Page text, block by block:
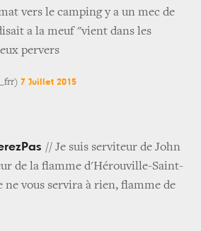
vers le camping y a un mec de
a la meuf "vient dans les
pervers
7 Juillet 2015
// Je suis serviteur de John
de la flamme d'Hérouville-Saint-
ne vous servira à rien, flamme de